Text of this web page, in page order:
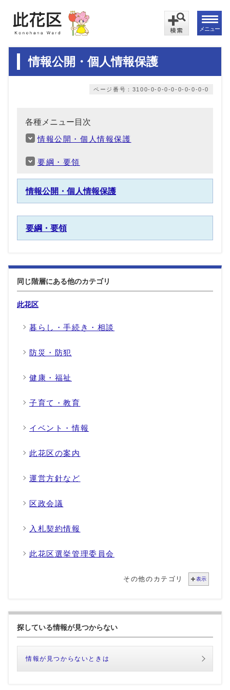
メニュー
情報公開・個人情報保護
ページ番号：3100-0-0-0-0-0-0-0-0-0
各種メニュー目次
情報公開・個人情報保護
要綱・要領
情報公開・個人情報保護
要綱・要領
同じ階層にある他のカテゴリ
此花区
暮らし・手続き・相談
防災・防犯
健康・福祉
子育て・教育
イベント・情報
此花区の案内
運営方針など
区政会議
入札契約情報
此花区選挙管理委員会
その他のカテゴリ 表示
探している情報が見つからない
情報が見つからないときは